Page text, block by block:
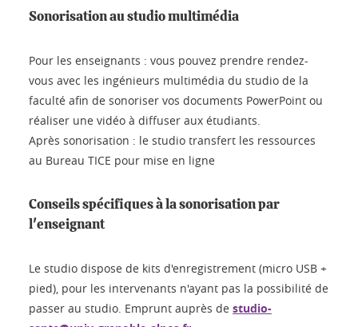
Sonorisation au studio multimédia
Pour les enseignants : vous pouvez prendre rendez-
vous avec les ingénieurs multimédia du studio de la
faculté afin de sonoriser vos documents PowerPoint ou
réaliser une vidéo à diffuser aux étudiants.
Après sonorisation : le studio transfert les ressources
au Bureau TICE pour mise en ligne
Conseils spécifiques à la sonorisation par
l'enseignant
Le studio dispose de kits d'enregistrement (micro USB +
pied), pour les intervenants n'ayant pas la possibilité de
passer au studio. Emprunt auprès de studio-